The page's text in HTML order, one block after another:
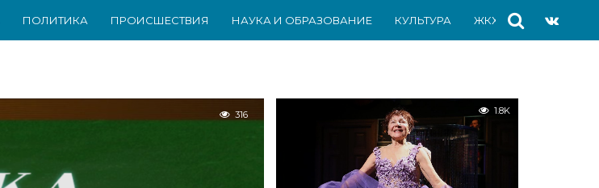
ПОЛИТИКА ПРОИСШЕСТВИЯ НАУКА И ОБРАЗОВАНИЕ КУЛЬТУРА ЖКХ СПОРТ
316 1.8K